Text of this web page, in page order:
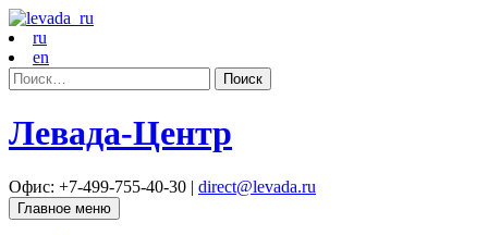
ru
en
Найти:
Левада-Центр
Офис: +7-499-755-40-30 | direct@levada.ru
Главное меню